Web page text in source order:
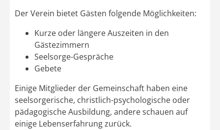
Der Verein bietet Gästen folgende Möglichkeiten:
Kurze oder längere Auszeiten in den
Gästezimmern
Seelsorge-Gespräche
Gebete
Einige Mitglieder der Gemeinschaft haben eine
seelsorgerische, christlich-psychologische oder
pädagogische Ausbildung, andere schauen auf
einige Lebenserfahrung zurück.